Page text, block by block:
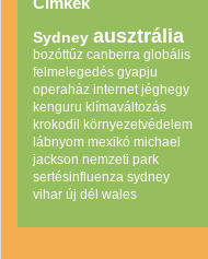
Sydney ausztrália
bozóttűz canberra globális
felmelegedés gyapju
operaház internet jéghegy
kenguru klímaváltozás
krokodil
környezetvédelem
lábnyom mexikó michael
jackson nemzeti park
sertésinfluenza sydney
vihar új dél wales